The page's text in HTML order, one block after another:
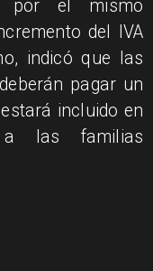
por el mismo
del IVA
indicó que las
pagar un
incluido en
a las familias